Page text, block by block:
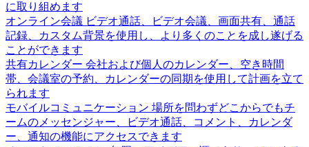
に取り組めます
オンライン会議 ビデオ通話、ビデオ会議、画面共有、通話
記録、カスタム背景を使用し、より多くのことを成し遂げる
ことができます
共有カレンダー 会社および個人のカレンダー、空き時間
帯、会議室の予約、カレンダーの同期を使用して計画を立て
られます
モバイルコミュニケーション 場所を問わずどこからでもチ
ームのメッセンジャー、ビデオ通話、コメント、カレンダ
ー、通知の機能にアクセスできます